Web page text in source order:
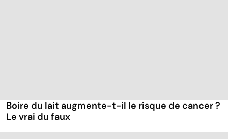
Boire du lait augmente-t-il le risque de cancer ?
Le vrai du faux